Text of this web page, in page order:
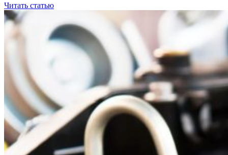
Читать статью